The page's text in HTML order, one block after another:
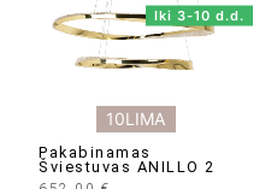
10LIMA
Iki 3-10 d.d.
Pakabinamas
Šviestuvas ANILLO 2